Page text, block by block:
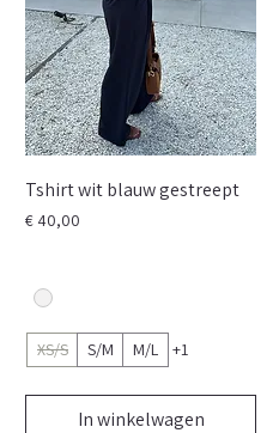
Tshirt wit blauw gestreept
Prijs
€ 40,00
XS/S S/M M/L +1
In winkelwagen